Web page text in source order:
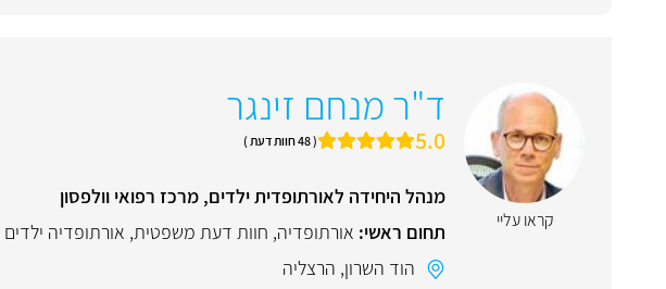
קראו עליי
ד"ר מנחם זינגר
5.0 ( 48 חוות דעת )
מנהל היחידה לאורתופדית ילדים, מרכז רפואי וולפסון
תחום ראשי: אורתופדיה, חוות דעת משפטית, אורתופדיה ילדים
הוד השרון, הרצליה